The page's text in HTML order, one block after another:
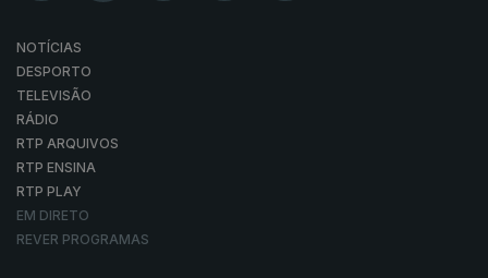
NOTÍCIAS
DESPORTO
TELEVISÃO
RÁDIO
RTP ARQUIVOS
RTP ENSINA
RTP PLAY
EM DIRETO
REVER PROGRAMAS